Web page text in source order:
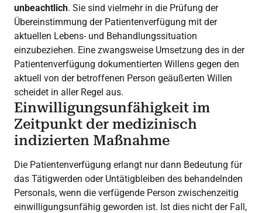
unbeachtlich. Sie sind vielmehr in die Prüfung der
Übereinstimmung der Patientenverfügung mit der
aktuellen Lebens- und Behandlungssituation
einzubeziehen. Eine zwangsweise Umsetzung des in der
Patientenverfügung dokumentierten Willens gegen den
aktuell von der betroffenen Person geäußerten Willen
scheidet in aller Regel aus.
Einwilligungsunfähigkeit im
Zeitpunkt der medizinisch
indizierten Maßnahme
Die Patientenverfügung erlangt nur dann Bedeutung für
das Tätigwerden oder Untätigbleiben des behandelnden
Personals, wenn die verfügende Person zwischenzeitig
einwilligungsunfähig geworden ist. Ist dies nicht der Fall,